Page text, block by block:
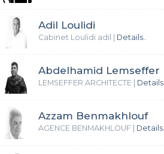
Adil Loulidi
Cabinet Loulidi adil Details..
Abdelhamid Lemseffer
LEMSEFFER ARCHITECTE Details..
Azzam Benmakhlouf
AGENCE BENMAKHLOUF Details..